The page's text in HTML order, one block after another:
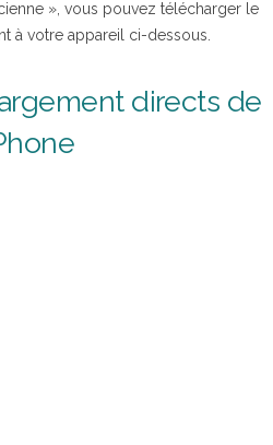
», vous pouvez télécharger le
à votre appareil ci-dessous.
directs de